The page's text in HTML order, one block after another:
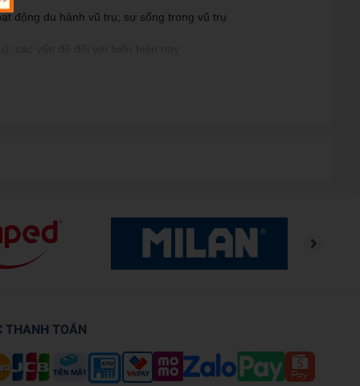
động du hành vũ trụ; sự sống trong vũ trụ
của ông: Domain of Science. Dominic tập trung vào việc
tại D-Wave Systems Inc.
THANH TOÁN